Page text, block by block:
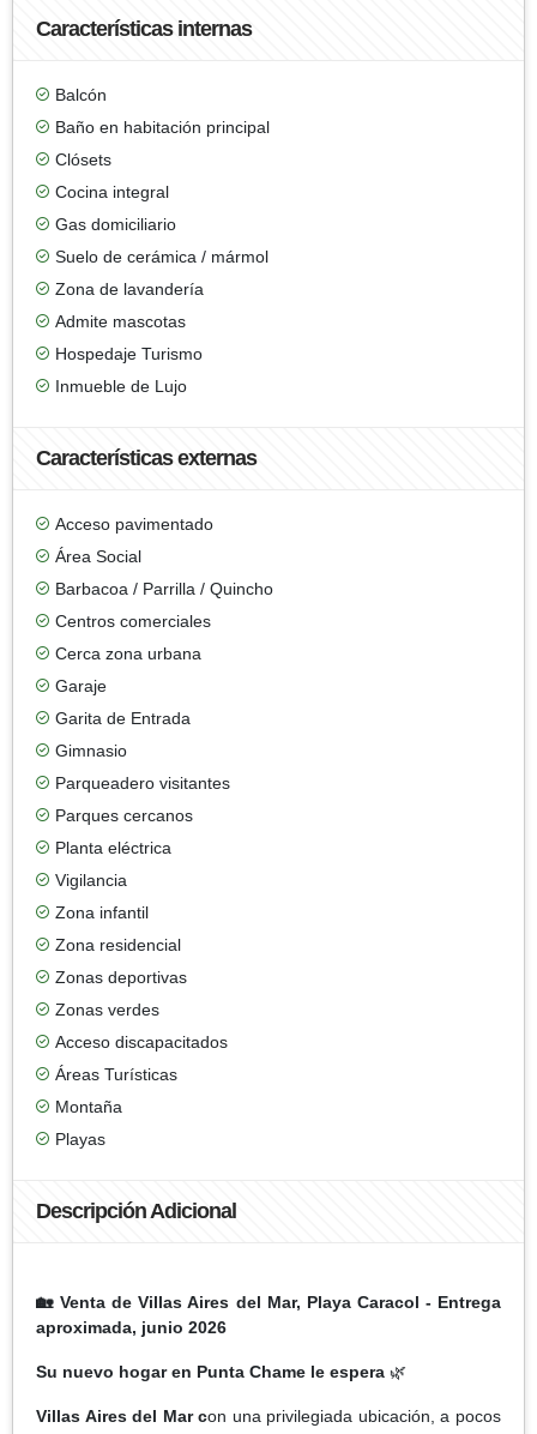
Características internas
Balcón
Baño en habitación principal
Clósets
Cocina integral
Gas domiciliario
Suelo de cerámica / mármol
Zona de lavandería
Admite mascotas
Hospedaje Turismo
Inmueble de Lujo
Características externas
Acceso pavimentado
Área Social
Barbacoa / Parrilla / Quincho
Centros comerciales
Cerca zona urbana
Garaje
Garita de Entrada
Gimnasio
Parqueadero visitantes
Parques cercanos
Planta eléctrica
Vigilancia
Zona infantil
Zona residencial
Zonas deportivas
Zonas verdes
Acceso discapacitados
Áreas Turísticas
Montaña
Playas
Descripción Adicional
🏡 Venta de Villas Aires del Mar, Playa Caracol - Entrega
aproximada, junio 2026
Su nuevo hogar en Punta Chame le espera 🌿
Villas Aires del Mar con una privilegiada ubicación, a pocos